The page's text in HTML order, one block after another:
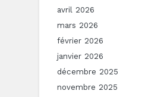
avril 2026
mars 2026
février 2026
janvier 2026
décembre 2025
novembre 2025